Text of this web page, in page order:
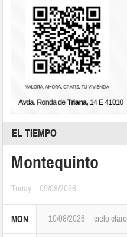
EL TIEMPO
Montequinto
Today 09/08/2026
MON 10/08/2026 cielo claro